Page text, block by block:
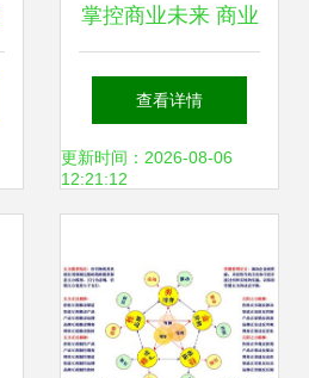
掌控商业未来 商业
计划与时间管理的
艺术
查看详情
更新时间：2026-08-06
12:21:12